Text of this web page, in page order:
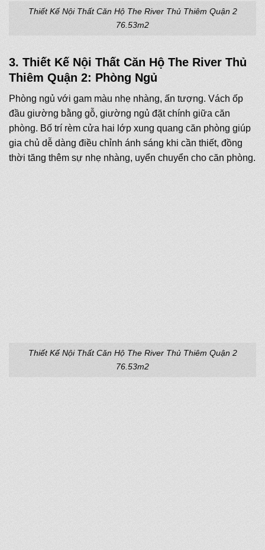
Thiết Kế Nội Thất Căn Hộ The River Thủ Thiêm Quận 2
76.53m2
3. Thiết Kế Nội Thất Căn Hộ The River Thủ
Thiêm Quận 2: Phòng Ngủ
Phòng ngủ với gam màu nhẹ nhàng, ấn tượng. Vách ốp
đầu giường bằng gỗ, giường ngủ đặt chính giữa căn
phòng. Bố trí rèm cửa hai lớp xung quang căn phòng giúp
gia chủ dễ dàng điều chỉnh ánh sáng khi cần thiết, đồng
thời tăng thêm sự nhẹ nhàng, uyển chuyển cho căn phòng.
Thiết Kế Nội Thất Căn Hộ The River Thủ Thiêm Quận 2
76.53m2